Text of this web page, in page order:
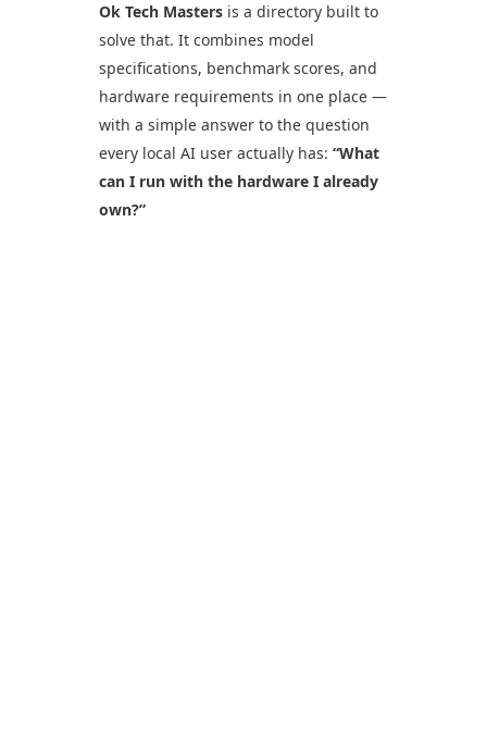
Ok Tech Mastersis a directory built to
solve that. It combines model
specifications, benchmark scores, and
hardware requirements in one place —
with a simple answer to the question
every local AI user actually has: “What
can I run with the hardware I already
own?”